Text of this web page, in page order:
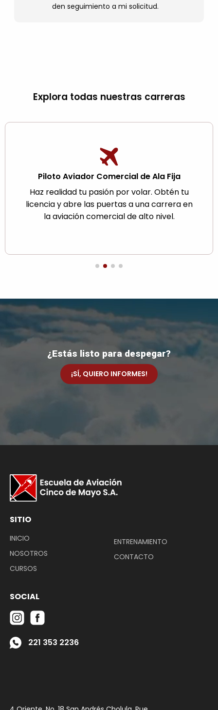
den seguimiento a mi solicitud.
Explora todas nuestras carreras
Piloto Aviador Comercial de Ala Fija
Haz realidad tu pasión por volar. Obtén tu
licencia y abre las puertas a una carrera en
la aviación comercial de alto nivel.
¿Estás listo para despegar?
¡SÍ, QUIERO INFORMES!
SITIO
INICIO
NOSOTROS
CURSOS
ENTRENAMIENTO
CONTACTO
SOCIAL
‭221 353 2236